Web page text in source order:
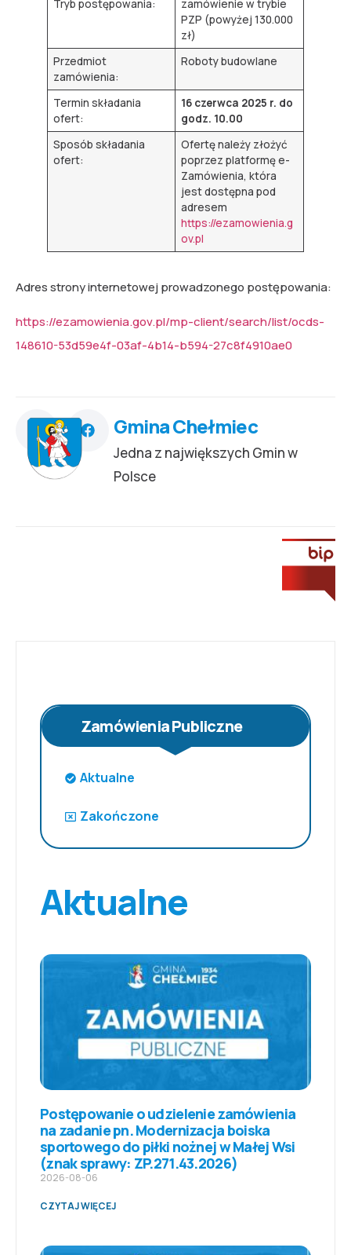
Tryb postępowania:
zamówienie w trybie
PZP (powyżej 130.000
zł)
Przedmiot
zamówienia:
Roboty budowlane
Termin składania
ofert:
16 czerwca 2025 r. do
godz. 10.00
Sposób składania
ofert:
Ofertę należy złożyć
poprzez platformę e-
Zamówienia, która
jest dostępna pod
adresem
https://ezamowienia.g
ov.pl
Adres strony internetowej prowadzonego postępowania:
https://ezamowienia.gov.pl/mp-client/search/list/ocds-
148610-53d59e4f-03af-4b14-b594-27c8f4910ae0
Gmina Chełmiec
Jedna z największych Gmin w
Polsce
Zamówienia Publiczne
Aktualne
Zakończone
Aktualne
Postępowanie o udzielenie zamówienia
na zadanie pn. Modernizacja boiska
sportowego do piłki nożnej w Małej Wsi
(znak sprawy: ZP.271.43.2026)
2026-08-06
CZYTAJ WIĘCEJ